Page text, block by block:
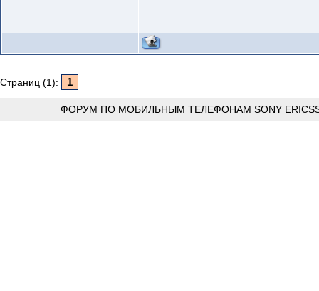
Страниц (1): 1
ФОРУМ ПО МОБИЛЬНЫМ ТЕЛЕФОНАМ SONY